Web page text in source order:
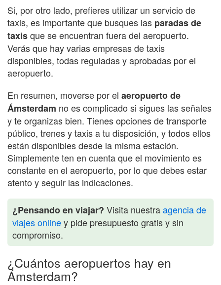
Si, por otro lado, prefieres utilizar un servicio de
taxis, es importante que busques las paradas de
taxisque se encuentran fuera del aeropuerto.
Verás que hay varias empresas de taxis
disponibles, todas reguladas y aprobadas por el
aeropuerto.
En resumen, moverse por el aeropuerto de
Ámsterdam no es complicado si sigues las señales
y te organizas bien. Tienes opciones de transporte
público, trenes y taxis a tu disposición, y todos ellos
están disponibles desde la misma estación.
Simplemente ten en cuenta que el movimiento es
constante en el aeropuerto, por lo que debes estar
atento y seguir las indicaciones.
¿Pensando en viajar? Visita nuestraagencia de
viajes onliney pide presupuesto gratis y sin
compromiso.
¿Cuántos aeropuertos hay en
Ámsterdam?